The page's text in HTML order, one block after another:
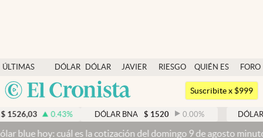
ÚLTIMAS
NOTICIAS
DÓLAR
DÓLAR
BLUE
JAVIER
RIESGO
QUIÉN ES
QUIÉN
FORO
Argentina
México
Dólar
Members
Economía y Política
Finanzas y Mercados
Suscribite x $999
1526,03 0.43% DÓLAR BNA $ 1520 0.00% DÓLAR
blue hoy: cuál es la cotización del domingo 9 de agosto minuto